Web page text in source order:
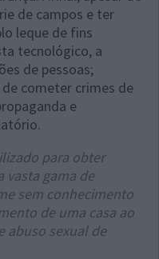
de campos e ter
leque de fins
tecnológico, a
de pessoas;
cometer crimes de
e
para obter
vasta gama de
sem conhecimento
de uma casa ao
abuso sexual de